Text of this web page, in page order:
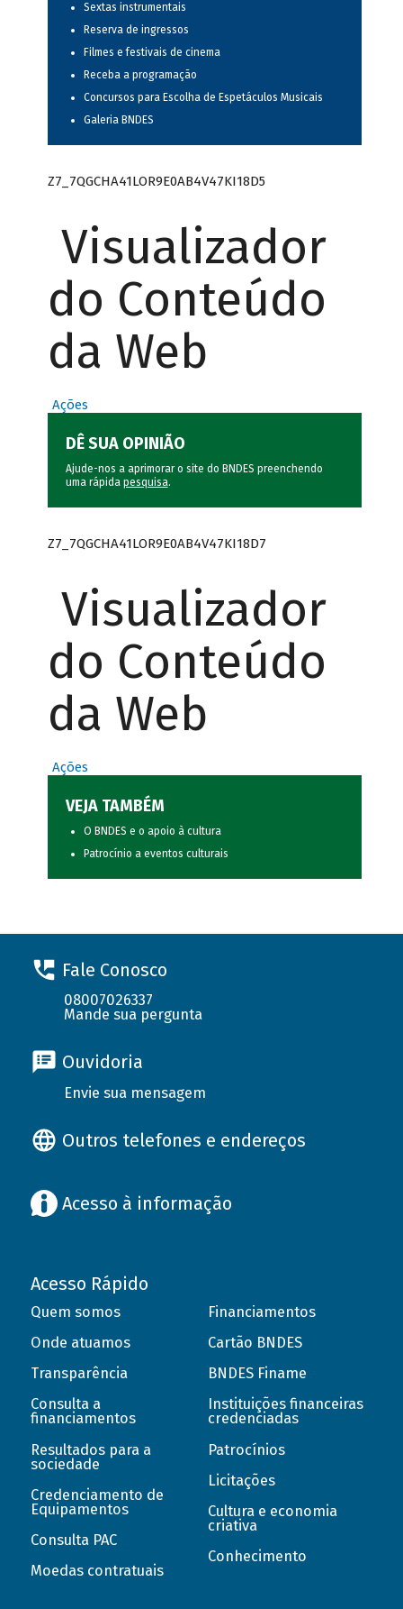
Sextas instrumentais
Reserva de ingressos
Filmes e festivais de cinema
Receba a programação
Concursos para Escolha de Espetáculos Musicais
Galeria BNDES
Z7_7QGCHA41LOR9E0AB4V47KI18D5
Visualizador
do Conteúdo
da Web
Ações
DÊ SUA OPINIÃO
Ajude-nos a aprimorar o site do BNDES preenchendo
uma rápida pesquisa.
Z7_7QGCHA41LOR9E0AB4V47KI18D7
Visualizador
do Conteúdo
da Web
Ações
VEJA TAMBÉM
O BNDES e o apoio à cultura
Patrocínio a eventos culturais
Fale Conosco
08007026337
Mande sua pergunta
Ouvidoria
Envie sua mensagem
Outros telefones e endereços
Acesso à informação
Acesso Rápido
Quem somos
Onde atuamos
Transparência
Consulta a
financiamentos
Resultados para a
sociedade
Credenciamento de
Equipamentos
Consulta PAC
Moedas contratuais
Financiamentos
Cartão BNDES
BNDES Finame
Instituições financeiras
credenciadas
Patrocínios
Licitações
Cultura e economia
criativa
Conhecimento